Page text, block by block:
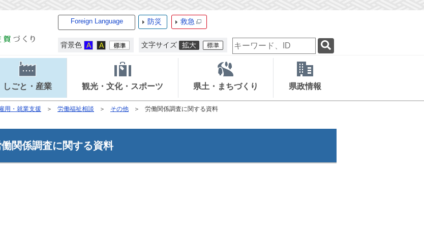
Foreign Language 防災 救急
背景色 文字サイズ
検
索
ー
ー
ド
しごと・産業 観光・文化・スポーツ 県土・まちづくり 県政情報
用・就業支援 労働福祉相談 その他 労働関係調査に関する資料
関係調査に関する資料